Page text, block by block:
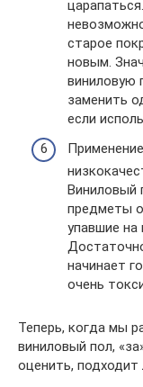
старое
новым.
виниловую
заменить
если
Виниловый
предметы
упавшие на
начинает
очень
Теперь, когда мы
виниловый пол,
оценить, подходит